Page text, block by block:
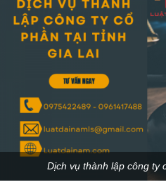
Dịch vụ thành lập công ty